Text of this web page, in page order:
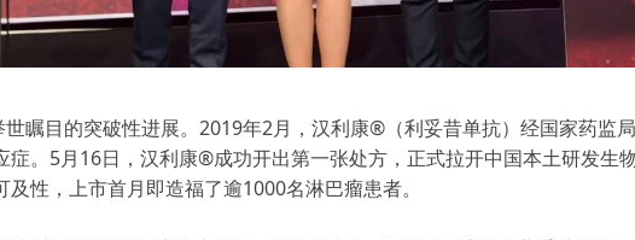
瞩目的突破性进展。2019年2月，汉利康®（利妥昔单抗）经国家药监
。5月16日，汉利康®成功开出第一张处方，正式拉开中国本土研发生
性，上市首月即造福了逾1000名淋巴瘤患者。